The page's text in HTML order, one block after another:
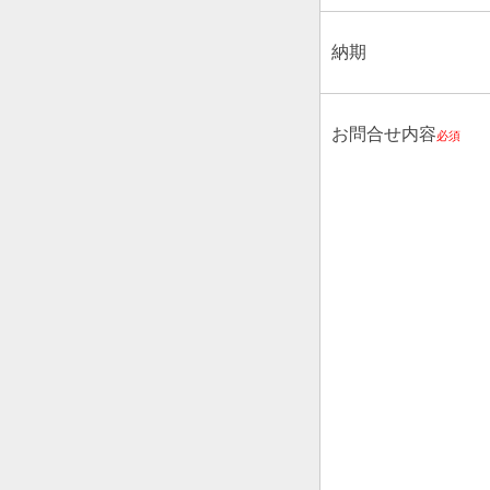
納期
お問合せ内容必須